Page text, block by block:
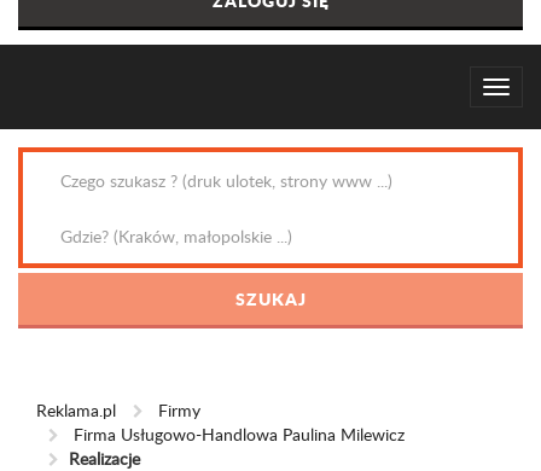
Reklama.pl
Firmy
Firma Usługowo-Handlowa Paulina Milewicz
Realizacje